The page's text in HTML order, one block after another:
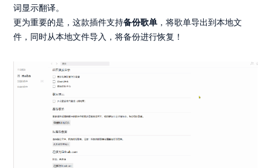
词显示翻译。
更为重要的是，这款插件支持备份歌单 ，将歌单导出到本地文
件，同时从本地文件导入，将备份进行恢复！